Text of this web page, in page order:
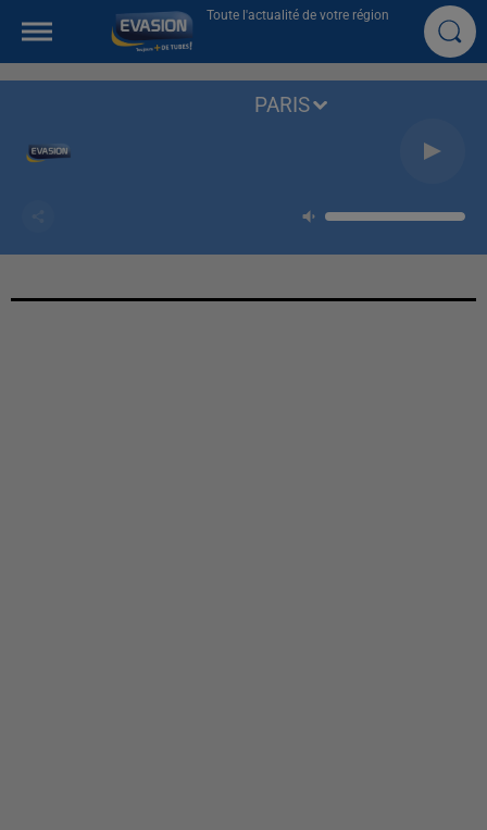
Toute l'actualité de votre région
PARIS